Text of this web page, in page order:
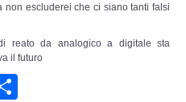
non escluderei che ci siano tanti falsi
reato da analogico a digitale sta
il futuro